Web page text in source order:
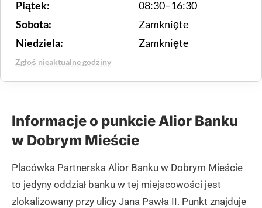
Piątek:
08:30–16:30
Sobota:
Zamknięte
Niedziela:
Zamknięte
Zgłoś nieaktualne godziny
Informacje o punkcie Alior Banku
w Dobrym Mieście
Placówka Partnerska Alior Banku w Dobrym Mieście
to jedyny oddział banku w tej miejscowości jest
zlokalizowany przy ulicy Jana Pawła II. Punkt znajduje